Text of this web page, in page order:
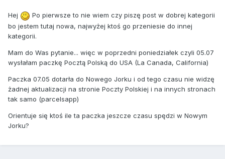
Hej
Po pierwsze to nie wiem czy piszę post w dobrej kategorii
bo jestem tutaj nowa, najwyżej ktoś go przeniesie do innej
kategorii.
Mam do Was pytanie... więc w poprzedni poniedziałek czyli 05.07
wysłałam paczkę Pocztą Polską do USA (La Canada, California)
Paczka 07.05 dotarła do Nowego Jorku i od tego czasu nie widzę
żadnej aktualizacji na stronie Poczty Polskiej i na innych stronach
tak samo (parcelsapp)
Orientuje się ktoś ile ta paczka jeszcze czasu spędzi w Nowym
Jorku?